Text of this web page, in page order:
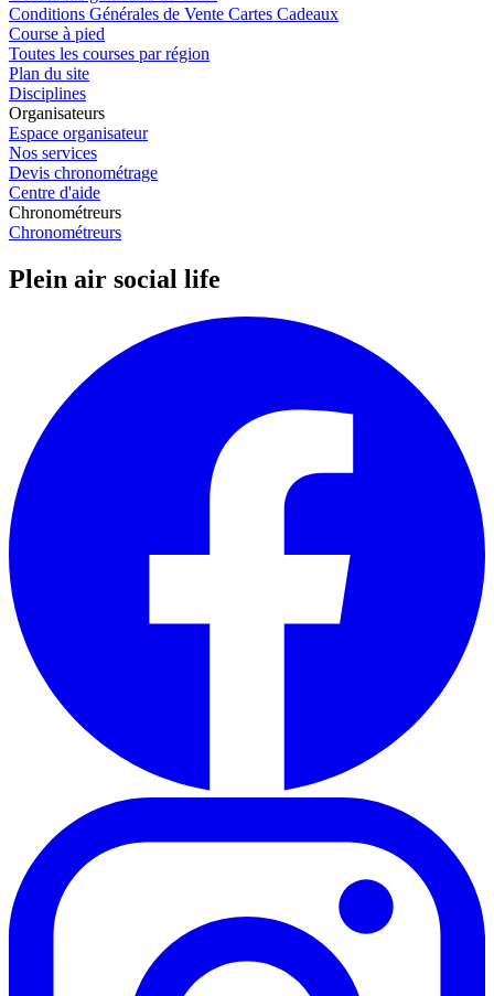
Conditions Générales de Vente Cartes Cadeaux
Course à pied
Toutes les courses par région
Plan du site
Disciplines
Organisateurs
Espace organisateur
Nos services
Devis chronométrage
Centre d'aide
Chronométreurs
Chronométreurs
Plein air social life